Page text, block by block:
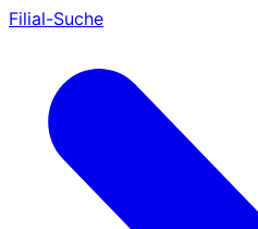
Filial-Suche